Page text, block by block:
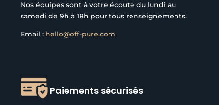
Nos équipes sont à votre écoute du lundi au
samedi de 9h à 18h pour tous renseignements.
Email : hello@off-pure.com
Paiements sécurisés